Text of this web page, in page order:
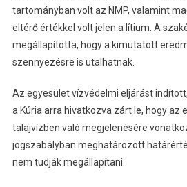
tartományban volt az NMP, valamint
eltérő értékkel volt jelen a lítium. A
megállapította, hogy a kimutatott
szennyezésre is utalhatnak.
Az egyesület vízvédelmi eljárást
a Kúria arra hivatkozva zárt le, hogy az
talajvízben való megjelenésére
jogszabályban meghatározott
nem tudják megállapítani.